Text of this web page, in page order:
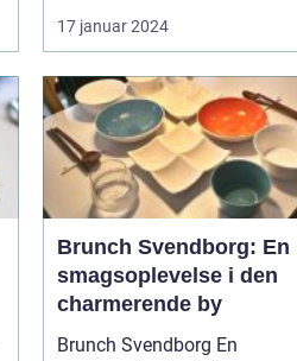
17 januar 2024
Brunch Svendborg: En
smagsoplevelse i den
charmerende by
Brunch Svendborg En